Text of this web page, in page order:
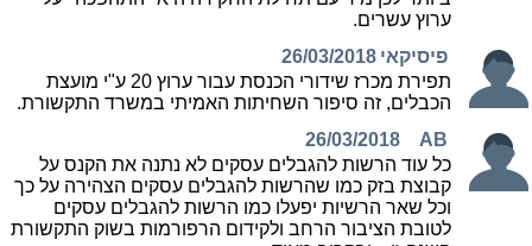
ערוץ עשרים.
פיסיקאי 26/03/2018
תפירת מכרז שידורי הכנסת עבור ערוץ 20 ע"י מועצת
הכבלים, זה סיפור השחיתות האמיתי במשרד התקשורת.
AB
26/03/2018
כל עוד הרשות להגבלים עסקים לא נתנה את הקנס על
קבוצת בזק כמו שהרשות להגבלים עסקים הצהירה על כך
וכל שאר הרשיות יפעלו כמו הרשות להגבלים עסקים
לטובת הציבור הרחב ולקידום הרפורמות בשוק התקשורת